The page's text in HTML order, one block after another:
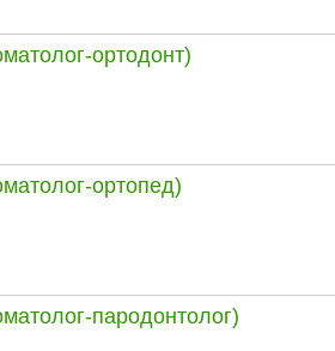
ортодонт)
ортопед)
пародонтолог)